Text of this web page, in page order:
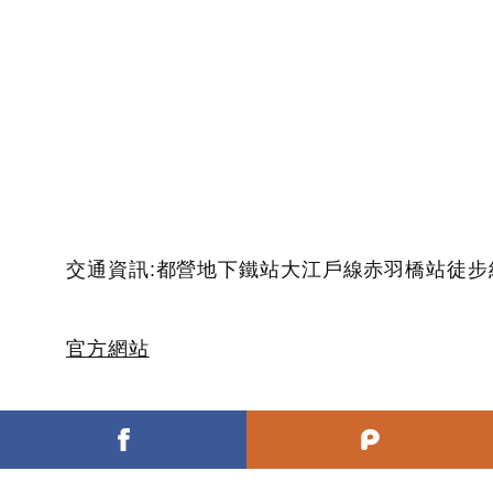
交通資訊:都營地下鐵站大江戶線赤羽橋站徒
官方網站